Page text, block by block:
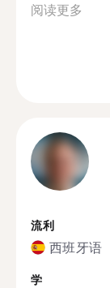
阅读更多
流利
西班牙语
学